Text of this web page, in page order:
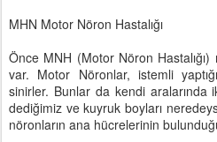
MHN Motor Nöron Hastalığı
Önce MNH (Motor Nöron
var. Motor Nöronlar, istemli
sinirler. Bunlar da kendi aralarında
dediğimiz ve kuyruk boyları
nöronların ana hücrelerinin